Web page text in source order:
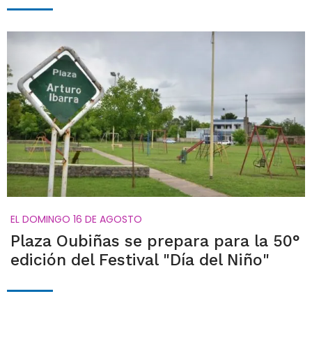
EL DOMINGO 16 DE AGOSTO
Plaza Oubiñas se prepara para la 50°
edición del Festival "Día del Niño"